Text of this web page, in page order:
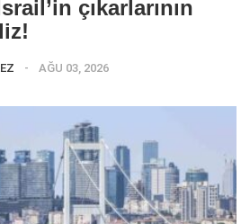
çıkarlarının
AĞU 03, 2026